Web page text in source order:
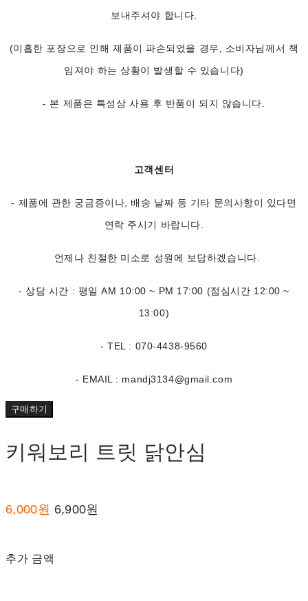
보내주셔야 합니다.
(미흡한 포장으로 인해 제품이 파손되었을 경우, 소비자님께서 책
임져야 하는 상황이 발생할 수 있습니다)
- 본 제품은 특성상 사용 후 반품이 되지 않습니다.
고객센터
- 제품에 관한 궁금증이나, 배송 날짜 등 기타 문의사항이 있다면
연락 주시기 바랍니다.
언제나 친절한 미소로 성원에 보답하겠습니다.
- 상담 시간 : 평일 AM 10:00 ~ PM 17:00 (점심시간 12:00 ~
13:00)
- TEL : 070-4438-9560
- EMAIL : mandj3134@gmail.com
구매하기
키워보리 트릿 닭안심
6,000원 6,900원
추가 금액